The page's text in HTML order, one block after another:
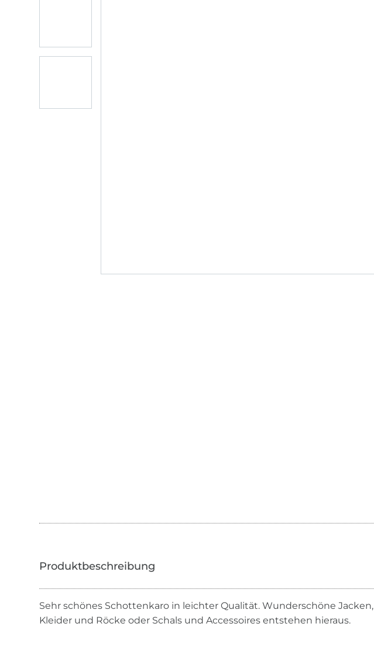
Sehr schönes Schottenkaro in leichter Qualität. Wunderschöne Jacken,
Kleider und Röcke oder Schals und Accessoires entstehen hieraus.